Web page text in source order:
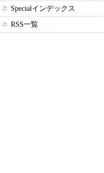
Specialインデックス
RSS一覧